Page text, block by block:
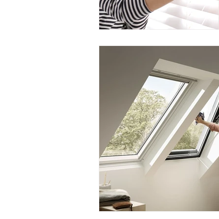
Viviendo en un apartamento
Mitos de Limpieza Consejos
Servicios regulares de limpieza